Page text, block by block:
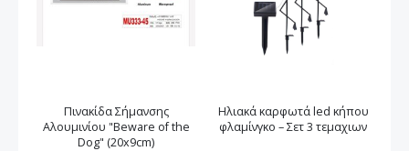
Πινακίδα Σήμανσης
Αλουμινίου "Beware of the
Dog" (20x9cm)
Ηλιακά καρφωτά led κήπου
φλαμίνγκο – Σετ 3 τεμαχιων